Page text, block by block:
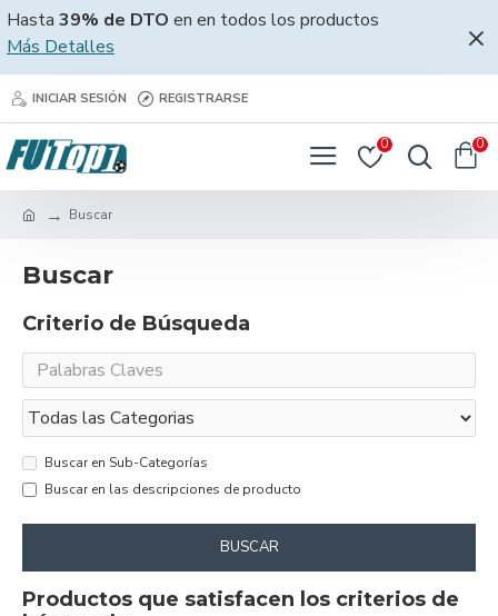
Hasta 39% de DTO en en todos los productos
Más Detalles
INICIAR SESIÓN REGISTRARSE
0 0
Buscar
Buscar
Criterio de Búsqueda
Buscar en Sub-Categorías
Buscar en las descripciones de producto
BUSCAR
Productos que satisfacen los criterios de